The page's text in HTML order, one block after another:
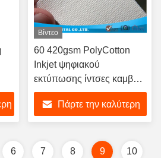
Βίντεο
60 420gsm PolyCotton
Inkjet ψηφιακού
εκτύπωσης ίντσες καμβά
μεταλλινών στο πάχος
21mil
Πάρτε την καλύτερη
6 7 8 9 10